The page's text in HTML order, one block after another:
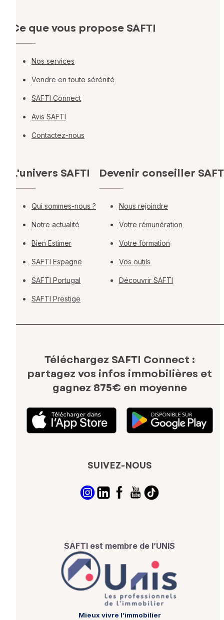
Ce que vous propose SAFTI
Nos services
Vendre en toute sérénité
SAFTI Connect
Avis SAFTI
Contactez-nous
L'univers SAFTI
Qui sommes-nous ?
Notre actualité
Bien Estimer
SAFTI Espagne
SAFTI Portugal
SAFTI Prestige
Devenir conseiller
Nous rejoindre
Votre rémunération
Votre formation
Vos outils
Découvrir SAFTI
Téléchargez SAFTI Connect :
partagez vos infos immobilières et
gagnez 875€ en moyenne
SUIVEZ-NOUS
SAFTI est membre de l’UNIS
Mieux vivre l’immobilier